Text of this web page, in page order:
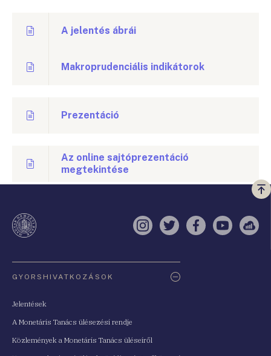
A jelentés ábrái
Makroprudenciális indikátorok
Prezentáció
Az online sajtóprezentáció
megtekintése
a
Instagram
TwitterFacebook
YouTube
GYORSHIVATKOZÁSOK
Jelentések
A Monetáris Tanács ülésezési rendje
Közlemények a Monetáris Tanács üléseiről